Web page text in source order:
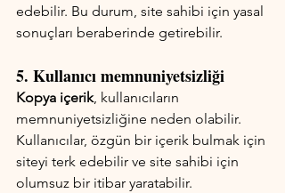
edebilir. Bu durum, site sahibi için yasal
sonuçları beraberinde getirebilir.
5. Kullanıcı memnuniyetsizliği
Kopya içerik, kullanıcıların
memnuniyetsizliğine neden olabilir.
Kullanıcılar, özgün bir içerik bulmak için
siteyi terk edebilir ve site sahibi için
olumsuz bir itibar yaratabilir.